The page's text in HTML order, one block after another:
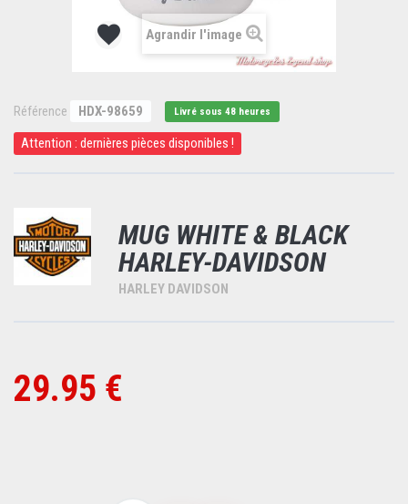
Agrandir l'image
Référence HDX-98659 Livré sous 48 heures
Attention : dernières pièces disponibles !
MUG WHITE & BLACK
HARLEY-DAVIDSON
HARLEY DAVIDSON
29.95 €